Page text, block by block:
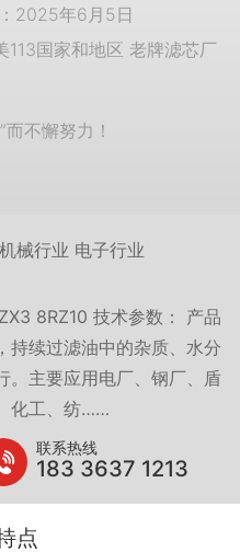
2025年6月5日
113国家和地区 老牌滤芯厂
不懈努力！
械行业 电子行业
8RZ10 技术参数： 产品
持续过滤油中的杂质、水分
。主要应用电厂、钢厂、盾
化工、纺……
联系热线
183 3637 1213
点